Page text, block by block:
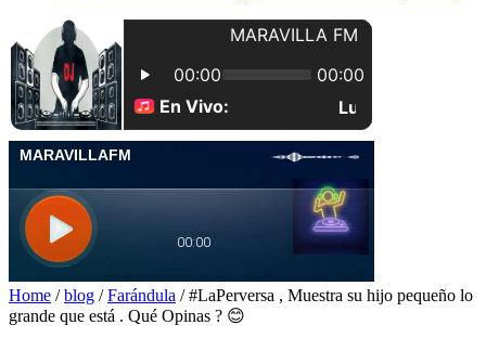
Home / blog / Farándula / #LaPerversa , Muestra su hijo pequeño lo
grande que está . Qué Opinas ? 😊